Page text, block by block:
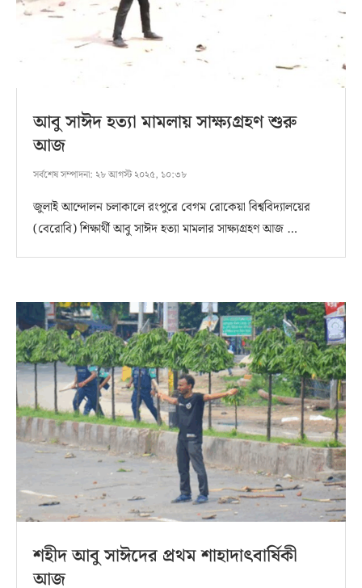
আবু সাঈদ হত্যা মামলায় সাক্ষ্যগ্রহণ শুরু
আজ
সর্বশেষ সম্পাদনা: ২৮ আগস্ট ২০২৫, ১০:৩৮
জুলাই আন্দোলন চলাকালে রংপুরে বেগম রোকেয়া বিশ্ববিদ্যালয়ের
(বেরোবি) শিক্ষার্থী আবু সাঈদ হত্যা মামলার সাক্ষ্যগ্রহণ আজ …
শহীদ আবু সাঈদের প্রথম শাহাদাৎবার্ষিকী
আজ